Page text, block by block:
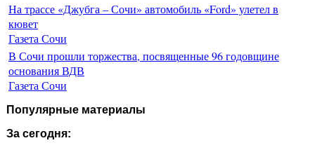
На трассе «Джубга – Сочи» автомобиль «Ford» улетел в
кювет
Газета Сочи
В Сочи прошли торжества, посвященные 96 годовщине
основания ВДВ
Газета Сочи
Популярные материалы
За сегодня: